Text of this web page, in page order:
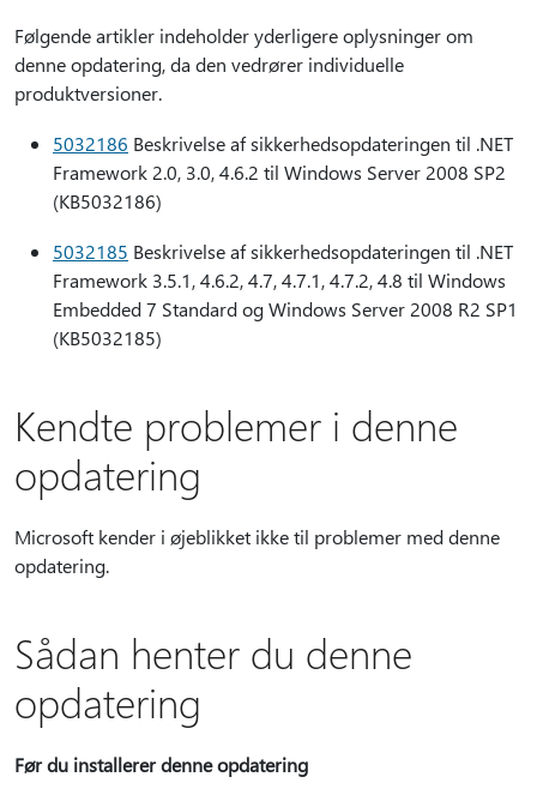
Følgende artikler indeholder yderligere oplysninger om
denne opdatering, da den vedrører individuelle
produktversioner.
5032186 Beskrivelse af sikkerhedsopdateringen til .NET
Framework 2.0, 3.0, 4.6.2 til Windows Server 2008 SP2
(KB5032186)
5032185 Beskrivelse af sikkerhedsopdateringen til .NET
Framework 3.5.1, 4.6.2, 4.7, 4.7.1, 4.7.2, 4.8 til Windows
Embedded 7 Standard og Windows Server 2008 R2 SP1
(KB5032185)
Kendte problemer i denne
opdatering
Microsoft kender i øjeblikket ikke til problemer med denne
opdatering.
Sådan henter du denne
opdatering
Før du installerer denne opdatering